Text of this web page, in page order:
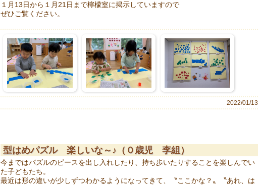
１月13日から１月21日まで檸檬室に掲示していますので
ぜひご覧ください。
2022/01/13
型はめパズル 楽しいな～♪（０歳児 李組）
今まではパズルのピースを出し入れしたり、持ち歩いたりすることを楽しんでい
た子どもたち。
最近は形の違いが少しずつわかるようになってきて、〝ここかな？〟〝あれ、は